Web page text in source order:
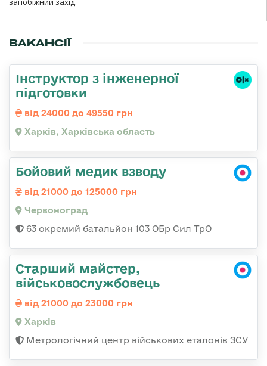
ВАКАНСІЇ
Інструктор з інженерної
підготовки
від 24000 до 49550 грн
Харків, Харківська область
Бойовий медик взводу
від 21000 до 125000 грн
Червоноград
63 окремий батальйон 103 ОБр Сил ТрО
Старший майстер,
військовослужбовець
від 21000 до 23000 грн
Харків
Метрологічний центр військових еталонів ЗСУ